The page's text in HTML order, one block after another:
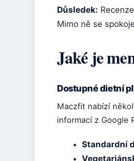
Důsledek:
Mimo ně se
Jaké je
Dostupné dietní
Maczfit nabízí
informací z Google
Standardní